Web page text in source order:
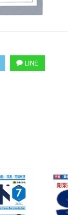
LINE